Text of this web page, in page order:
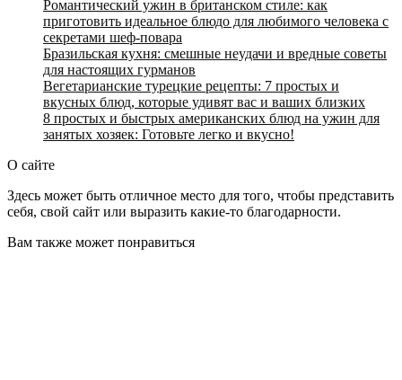
Романтический ужин в британском стиле: как
приготовить идеальное блюдо для любимого человека с
секретами шеф-повара
Бразильская кухня: смешные неудачи и вредные советы
для настоящих гурманов
Вегетарианские турецкие рецепты: 7 простых и
вкусных блюд, которые удивят вас и ваших близких
8 простых и быстрых американских блюд на ужин для
занятых хозяек: Готовьте легко и вкусно!
О сайте
Здесь может быть отличное место для того, чтобы представить
себя, свой сайт или выразить какие-то благодарности.
Вам также может понравиться